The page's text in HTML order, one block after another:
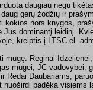
daugiau negu
gerų žodžių ir
kokios nors knygos,
dominantį leidinį.
kreiptis į LTSC el.
mugę. Reginai
mugei, JC vadovybei,
Redai Daubariams,
nuoširdi padėka visiems